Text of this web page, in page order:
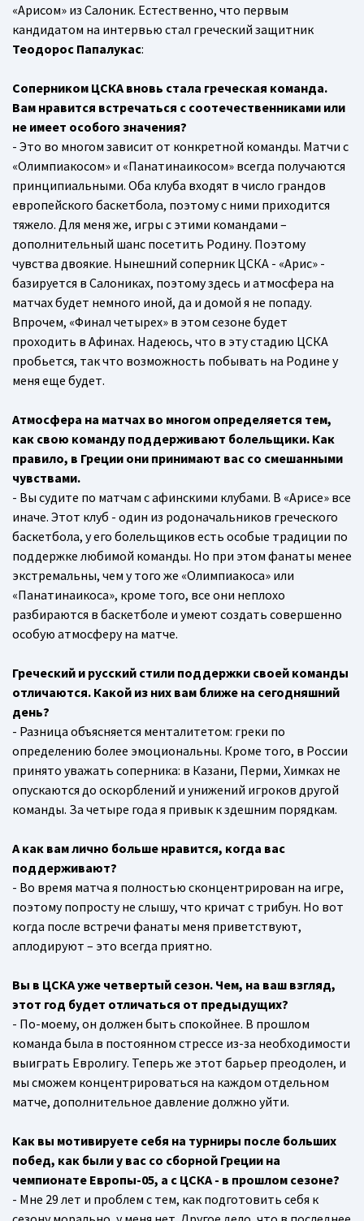
«Арисом» из Салоник. Естественно, что первым
кандидатом на интервью стал греческий защитник
Теодорос Папалукас:
Соперником ЦСКА вновь стала греческая команда.
Вам нравится встречаться с соотечественниками или
не имеет особого значения?
- Это во многом зависит от конкретной команды. Матчи с
«Олимпиакосом» и «Панатинаикосом» всегда получаются
принципиальными. Оба клуба входят в число грандов
европейского баскетбола, поэтому с ними приходится
тяжело. Для меня же, игры с этими командами –
дополнительный шанс посетить Родину. Поэтому
чувства двоякие. Нынешний соперник ЦСКА - «Арис» -
базируется в Салониках, поэтому здесь и атмосфера на
матчах будет немного иной, да и домой я не попаду.
Впрочем, «Финал четырех» в этом сезоне будет
проходить в Афинах. Надеюсь, что в эту стадию ЦСКА
пробьется, так что возможность побывать на Родине у
меня еще будет.
Атмосфера на матчах во многом определяется тем,
как свою команду поддерживают болельщики. Как
правило, в Греции они принимают вас со смешанными
чувствами.
- Вы судите по матчам с афинскими клубами. В «Арисе» все
иначе. Этот клуб - один из родоначальников греческого
баскетбола, у его болельщиков есть особые традиции по
поддержке любимой команды. Но при этом фанаты менее
экстремальны, чем у того же «Олимпиакоса» или
«Панатинаикоса», кроме того, все они неплохо
разбираются в баскетболе и умеют создать совершенно
особую атмосферу на матче.
Греческий и русский стили поддержки своей команды
отличаются. Какой из них вам ближе на сегодняшний
день?
- Разница объясняется менталитетом: греки по
определению более эмоциональны. Кроме того, в России
принято уважать соперника: в Казани, Перми, Химках не
опускаются до оскорблений и унижений игроков другой
команды. За четыре года я привык к здешним порядкам.
А как вам лично больше нравится, когда вас
поддерживают?
- Во время матча я полностью сконцентрирован на игре,
поэтому попросту не слышу, что кричат с трибун. Но вот
когда после встречи фанаты меня приветствуют,
аплодируют – это всегда приятно.
Вы в ЦСКА уже четвертый сезон. Чем, на ваш взгляд,
этот год будет отличаться от предыдущих?
- По-моему, он должен быть спокойнее. В прошлом
команда была в постоянном стрессе из-за необходимости
выиграть Евролигу. Теперь же этот барьер преодолен, и
мы сможем концентрироваться на каждом отдельном
матче, дополнительное давление должно уйти.
Как вы мотивируете себя на турниры после больших
побед, как были у вас со сборной Греции на
чемпионате Европы-05, а с ЦСКА - в прошлом сезоне?
- Мне 29 лет и проблем с тем, как подготовить себя к